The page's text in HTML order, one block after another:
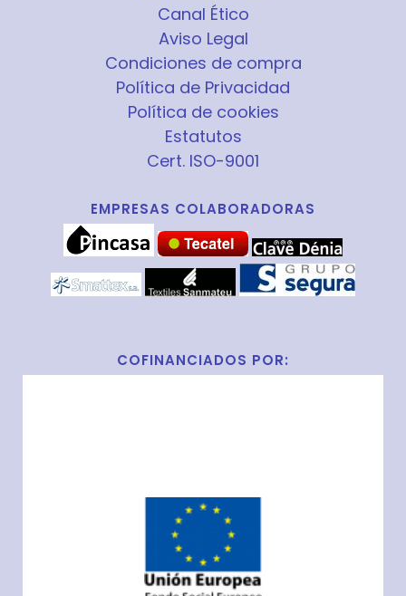
Canal Ético
Aviso Legal
Condiciones de compra
Política de Privacidad
Política de cookies
Estatutos
Cert. ISO-9001
EMPRESAS COLABORADORAS
COFINANCIADOS POR: